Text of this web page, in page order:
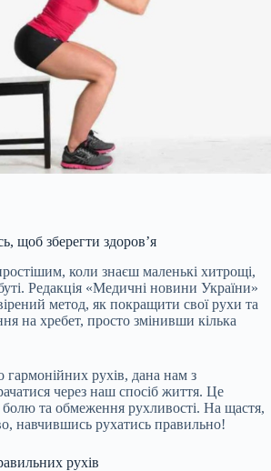
щоб зберегти здоров’я
коли знаєш маленькі хитрощі,
Редакція «Медичні новини України»
метод, як покращити свої рухи та
на хребет, просто змінивши кілька
гармонійних рухів, дана нам з
через наш спосіб життя. Це
та обмеження рухливості. На щастя,
навчившись рухатись правильно!
рухів